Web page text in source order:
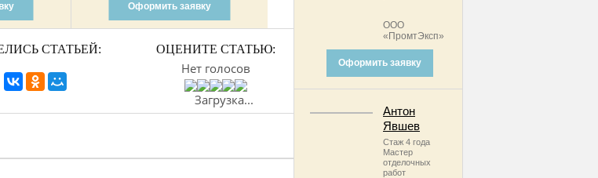
Оформить заявку
СТАТЬЕЙ: ОЦЕНИТЕ СТАТЬЮ:
Нет голосов
Загрузка...
ООО
«ПромтЭксп»
Оформить заявку
Антон
Явшев
Стаж 4 года
Мастер
отделочных
работ